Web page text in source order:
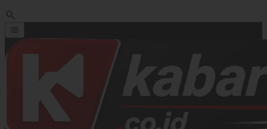
search
menu